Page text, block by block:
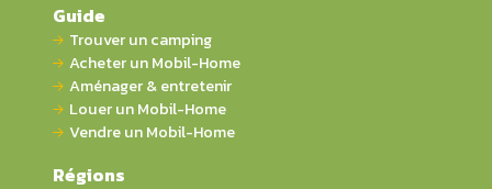
Guide
Trouver un camping
Acheter un Mobil-Home
Aménager & entretenir
Louer un Mobil-Home
Vendre un Mobil-Home
Régions